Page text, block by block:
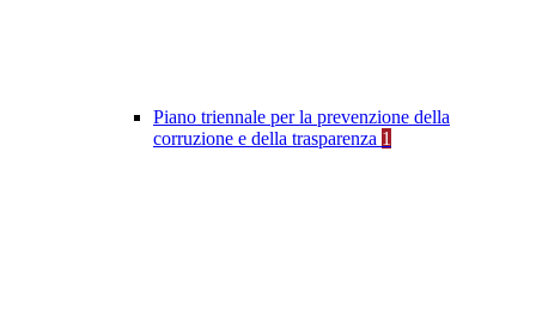
Piano triennale per la prevenzione della
corruzione e della trasparenza 1